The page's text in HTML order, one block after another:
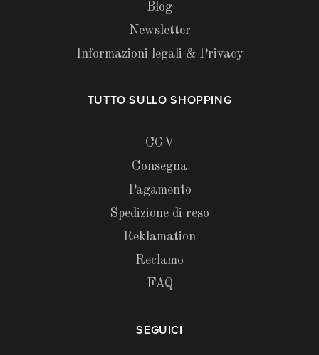
Blog
Newsletter
Informazioni legali & Privacy
TUTTO SULLO SHOPPING
CGV
Consegna
Pagamento
Spedizione di reso
Reklamation
Reclamo
FAQ
SEGUICI